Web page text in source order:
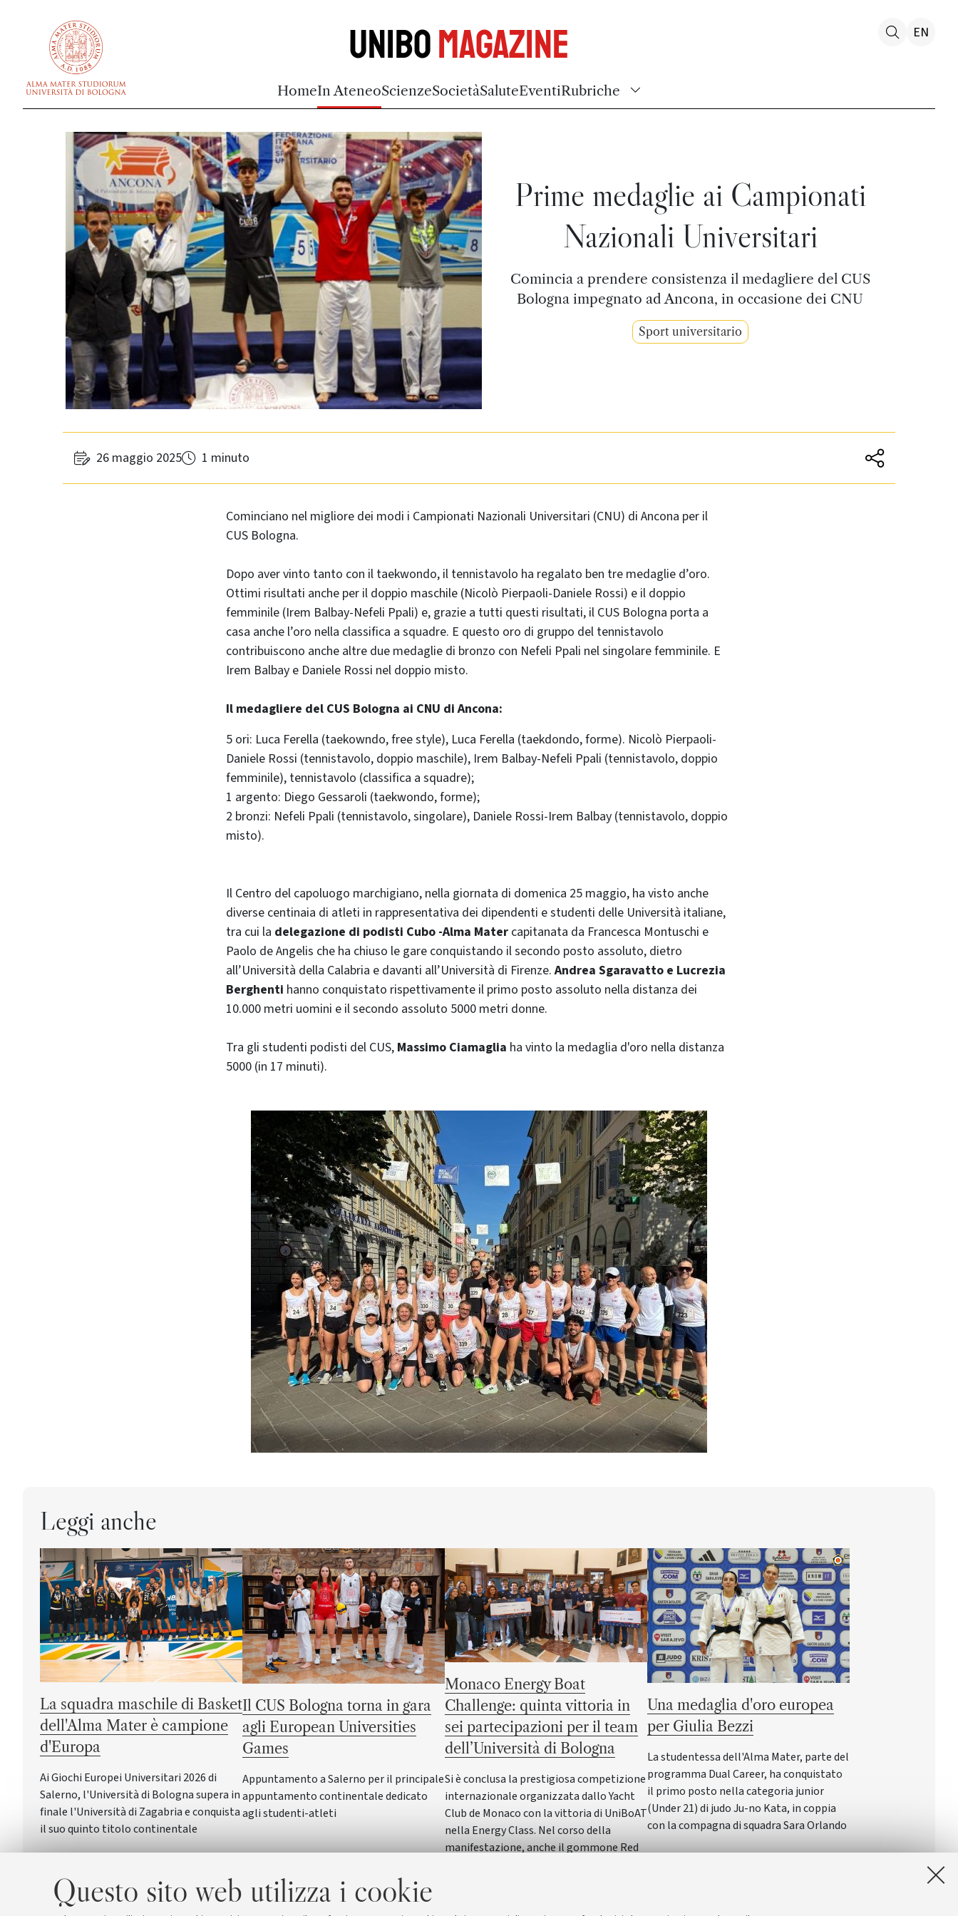
Questo sito web utilizza i cookie
UniboMagazine
HomeIn AteneoScienzeSocietàSaluteEventiRubriche
EN
Prime medaglie ai Campionati
Nazionali Universitari
Comincia a prendere consistenza il medagliere del CUS
Bologna impegnato ad Ancona, in occasione dei CNU
Sport universitario
26 maggio 2025 1 minuto
Cominciano nel migliore dei modi i Campionati Nazionali Universitari (CNU) di Ancona per il
CUS Bologna.
Dopo aver vinto tanto con il taekwondo, il tennistavolo ha regalato ben tre medaglie d’oro.
Ottimi risultati anche per il doppio maschile (Nicolò Pierpaoli-Daniele Rossi) e il doppio
femminile (Irem Balbay-Nefeli Ppali) e, grazie a tutti questi risultati, il CUS Bologna porta a
casa anche l’oro nella classifica a squadre. E questo oro di gruppo del tennistavolo
contribuiscono anche altre due medaglie di bronzo con Nefeli Ppali nel singolare femminile. E
Irem Balbay e Daniele Rossi nel doppio misto.
Il medagliere del CUS Bologna ai CNU di Ancona:
5 ori: Luca Ferella (taekowndo, free style), Luca Ferella (taekdondo, forme). Nicolò Pierpaoli-
Daniele Rossi (tennistavolo, doppio maschile), Irem Balbay-Nefeli Ppali (tennistavolo, doppio
femminile), tennistavolo (classifica a squadre);
1 argento: Diego Gessaroli (taekwondo, forme);
2 bronzi: Nefeli Ppali (tennistavolo, singolare), Daniele Rossi-Irem Balbay (tennistavolo, doppio
misto).
Il Centro del capoluogo marchigiano, nella giornata di domenica 25 maggio, ha visto anche
diverse centinaia di atleti in rappresentativa dei dipendenti e studenti delle Università italiane,
tra cui la delegazione di podisti Cubo -Alma Mater capitanata da Francesca Montuschi e
Paolo de Angelis che ha chiuso le gare conquistando il secondo posto assoluto, dietro
all’Università della Calabria e davanti all’Università di Firenze.Andrea Sgaravatto e Lucrezia
Berghenti hanno conquistato rispettivamente il primo posto assoluto nella distanza dei
10.000 metri uomini e il secondo assoluto 5000 metri donne.
Tra gli studenti podisti del CUS, Massimo Ciamaglia ha vinto la medaglia d'oro nella distanza
5000 (in 17 minuti).
Leggi anche
La squadra maschile di Basket
dell'Alma Mater è campione
d'Europa
Ai Giochi Europei Universitari 2026 di
Salerno, l'Università di Bologna supera in
finale l'Università di Zagabria e conquista
il suo quinto titolo continentale
Il CUS Bologna torna in gara
agli European Universities
Games
Appuntamento a Salerno per il principale
appuntamento continentale dedicato
agli studenti-atleti
Monaco Energy Boat
Challenge: quinta vittoria in
sei partecipazioni per il team
dell’Università di Bologna
Si è conclusa la prestigiosa competizione
internazionale organizzata dallo Yacht
Club de Monaco con la vittoria di UniBoAT
nella Energy Class. Nel corso della
manifestazione, anche il gommone Red
Una medaglia d'oro europea
per Giulia Bezzi
La studentessa dell'Alma Mater, parte del
programma Dual Career, ha conquistato
il primo posto nella categoria junior
(Under 21) di judo Ju-no Kata, in coppia
con la compagna di squadra Sara Orlando